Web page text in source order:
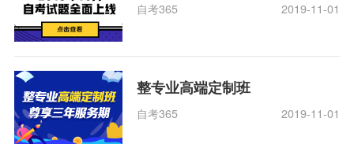
自考365 2019-11-01
整专业高端定制班
自考365 2019-11-01